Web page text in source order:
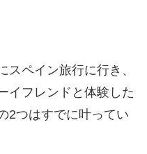
スペイン旅行に行き、
イフレンドと体験した
2つはすでに叶ってい